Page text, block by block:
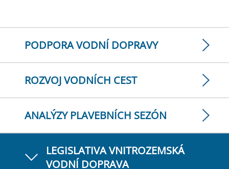
PODPORA VODNÍ DOPRAVY
ROZVOJ VODNÍCH CEST
ANALÝZY PLAVEBNÍCH SEZÓN
LEGISLATIVA VNITROZEMSKÁ
VODNÍ DOPRAVA